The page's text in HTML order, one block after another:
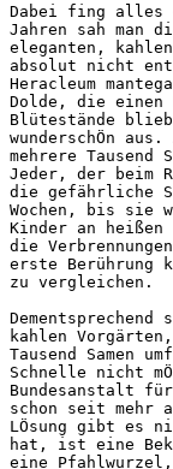
Dabei fing alles
Jahren sah man
eleganten,
absolut nicht
Heracleum
Dolde, die einen
Blütestände
wunderschÖn
mehrere
Jeder, der beim
die gefährliche
Wochen, bis sie
Kinder an heißen
die
erste Berührung
zu vergleichen.
Dementsprechend
kahlen
Tausend Samen
Schnelle nicht
Bundesanstalt
schon seit mehr
LÖsung gibt es
hat, ist eine
eine